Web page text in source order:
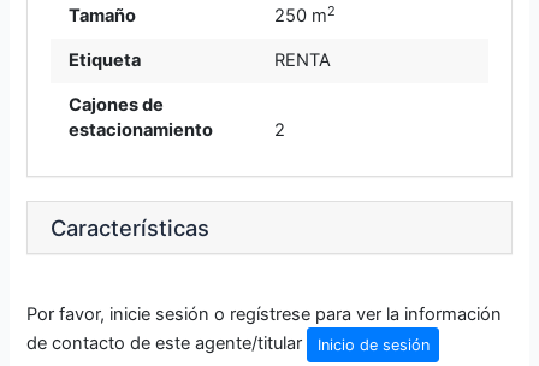
Tamaño 250 m2
Etiqueta RENTA
Cajones de
estacionamiento
2
Características
Por favor, inicie sesión o regístrese para ver la información
de contacto de este agente/titular
Inicio de sesión